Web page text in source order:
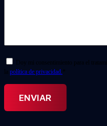
Doy mi consentimiento para el
la política de privacidad. *